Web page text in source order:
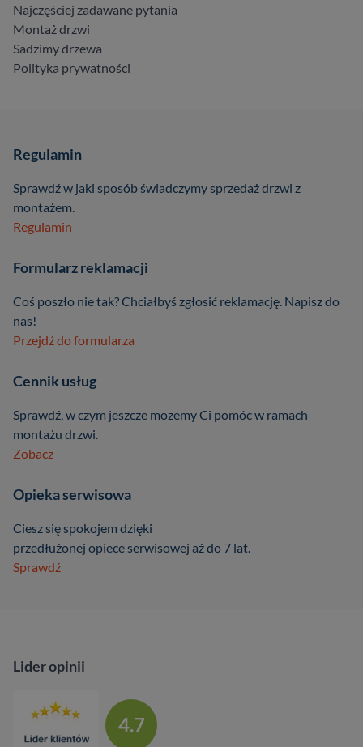
Najczęściej zadawane pytania
Montaż drzwi
Sadzimy drzewa
Polityka prywatności
Regulamin
Sprawdź w jaki sposób świadczymy sprzedaż drzwi z
montażem.
Regulamin
Formularz reklamacji
Coś poszło nie tak? Chciałbyś zgłosić reklamację. Napisz do
nas!
Przejdź do formularza
Cennik usług
Sprawdź, w czym jeszcze mozemy Ci pomóc w ramach
montażu drzwi.
Zobacz
Opieka serwisowa
Ciesz się spokojem dzięki
przedłużonej opiece serwisowej aż do 7 lat.
Sprawdź
Lider opinii
4.7